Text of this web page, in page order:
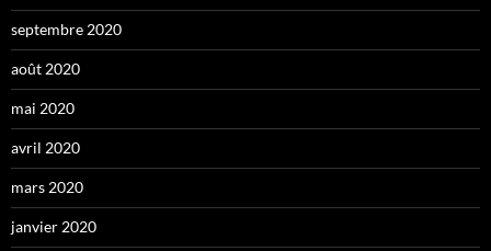
septembre 2020
août 2020
mai 2020
avril 2020
mars 2020
janvier 2020